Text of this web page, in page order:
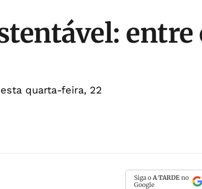
entre
quarta-feira, 22
Siga o A TARDE no
Google